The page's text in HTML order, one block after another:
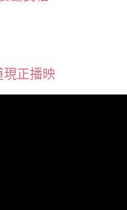
現正播映